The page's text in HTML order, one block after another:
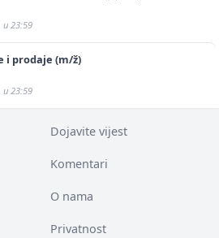
u 23:59
i prodaje (m/ž)
u 23:59
Dojavite vijest
Komentari
O nama
Privatnost